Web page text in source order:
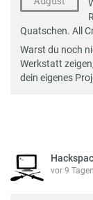
Quatschen. All
Warst du noch
Werkstatt
dein eigenes
vor 9 Tagen